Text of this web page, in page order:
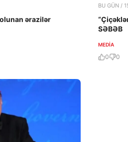
ərazilər
BU GÜN /
SƏBƏB
MEDİA
0 0